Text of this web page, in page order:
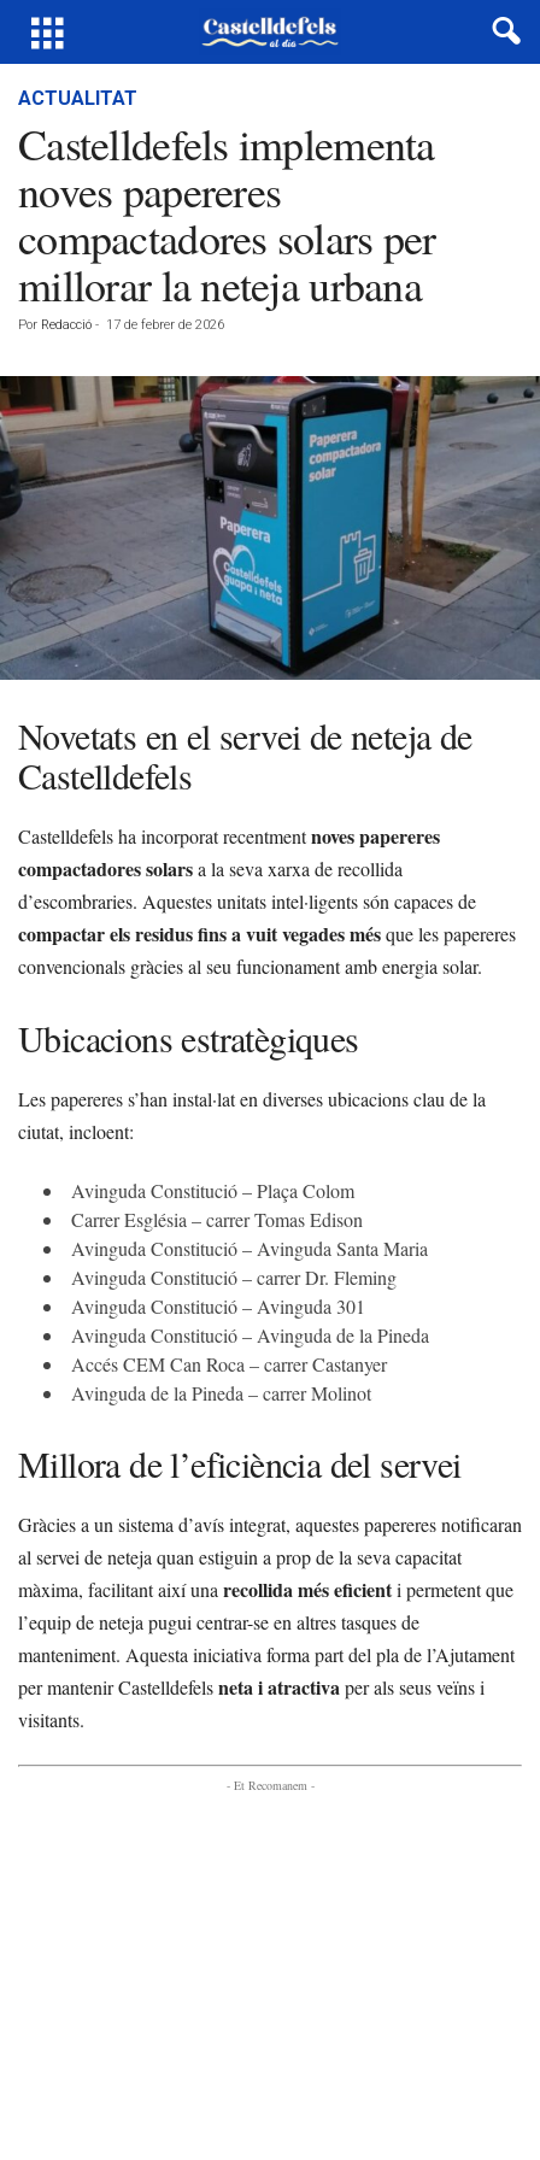
ACTUALITAT
Castelldefels implementa
noves papereres
compactadores solars per
millorar la neteja urbana
Por Redacció - 17 de febrer de 2026
Novetats en el servei de neteja de
Castelldefels
Castelldefels ha incorporat recentmentnoves papereres
compactadores solarsa la seva xarxa de recollida
d’escombraries. Aquestes unitats intel·ligents són capaces de
compactar els residus fins a vuit vegades mésque les papereres
convencionals gràcies al seu funcionament amb energia solar.
Ubicacions estratègiques
Les papereres s’han instal·lat en diverses ubicacions clau de la
ciutat, incloent:
Avinguda Constitució – Plaça Colom
Carrer Església – carrer Tomas Edison
Avinguda Constitució – Avinguda Santa Maria
Avinguda Constitució – carrer Dr. Fleming
Avinguda Constitució – Avinguda 301
Avinguda Constitució – Avinguda de la Pineda
Accés CEM Can Roca – carrer Castanyer
Avinguda de la Pineda – carrer Molinot
Millora de l’eficiència del servei
Gràcies a un sistema d’avís integrat, aquestes papereres notificaran
al servei de neteja quan estiguin a prop de la seva capacitat
màxima, facilitant així una recollida més eficienti permetent que
l’equip de neteja pugui centrar-se en altres tasques de
manteniment. Aquesta iniciativa forma part del pla de l’Ajutament
per mantenir Castelldefelsneta i atractivaper als seus veïns i
visitants.
- Et Recomanem -